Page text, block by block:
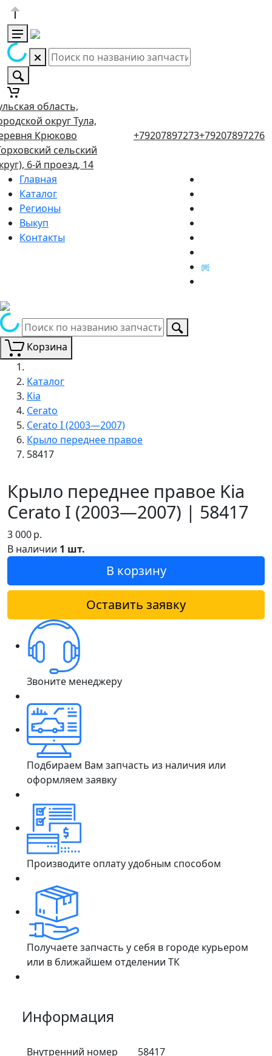
область,
округ Тула,
Крюково
сельский
6-й проезд, 14
+79207897273+79207897276
Главная
Каталог
Регионы
Выкуп
Контакты
Корзина
Каталог
Kia
Cerato
Cerato I (2003—2007)
Крыло переднее правое
58417
Крыло переднее правое Kia
Cerato I (2003—2007) | 58417
3 000р.
В наличии 1 шт.
В корзину
Оставить заявку
Звоните менеджеру
Подбираем Вам запчасть из наличия или
оформляем заявку
Производите оплату удобным способом
Получаете запчасть у себя в городе курьером
или в ближайшем отделении ТК
Информация
Внутренний номер
58417